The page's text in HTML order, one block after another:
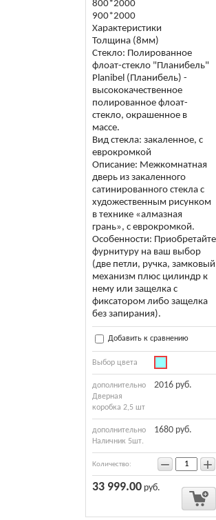
800*2000
900*2000
Характеристики
Толщина (8мм)
Стекло: Полированное
флоат-стекло "Планибель"
Planibel (Планибель) -
высококачественное
полированное флоат-
стекло, окрашенное в
массе.
Вид стекла: закаленное, с
еврокромкой
Описание: Межкомнатная
дверь из закаленного
сатинированного стекла с
художественным рисунком
в технике «алмазная
грань», с еврокромкой.
Особенности: Приобретайте
фурнитуру на ваш выбор
(две петли, ручка, замковый
механизм плюс цилиндр к
нему или защелка с
фиксатором либо защелка
без запирания).
Добавить к сравнению
Выбор цвета
дополнительно
Дверная
коробка 2,5 шт
2016 руб.
дополнительно
Наличник 5шт.
1680 руб.
Количество: − +
33 999.00 руб.